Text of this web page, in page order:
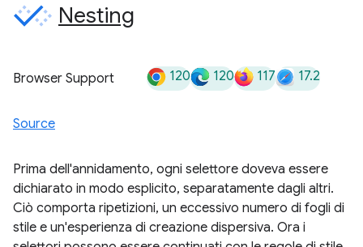
Nesting
Browser Support 120 120 117 17.2
Source
Prima dell'annidamento, ogni selettore doveva essere
dichiarato in modo esplicito, separatamente dagli altri.
Ciò comporta ripetizioni, un eccessivo numero di fogli di
stile e un'esperienza di creazione dispersiva. Ora i